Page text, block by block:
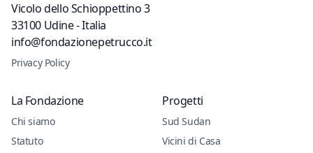
Vicolo dello Schioppettino 3
33100 Udine - Italia
info@fondazionepetrucco.it
Privacy Policy
La Fondazione
Chi siamo
Statuto
Progetti
Sud Sudan
Vicini di Casa